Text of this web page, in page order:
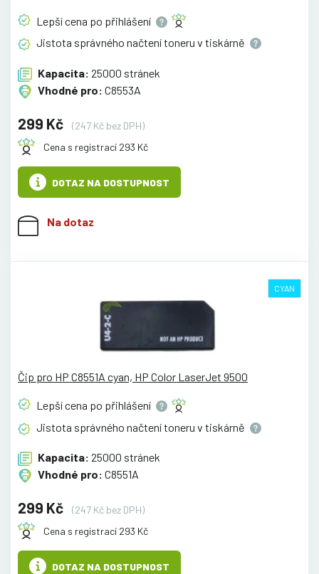
Lepší cena po přihlášení
Jistota správného načtení toneru v tiskárně
Kapacita: 25000 stránek
Vhodné pro: C8553A
299 Kč
(247 Kč bez DPH)
Cena s registrací 293 Kč
DOTAZ NA DOSTUPNOST
Na dotaz
CYAN
Čip pro HP C8551A cyan, HP Color LaserJet 9500
Lepší cena po přihlášení
Jistota správného načtení toneru v tiskárně
Kapacita: 25000 stránek
Vhodné pro: C8551A
299 Kč
(247 Kč bez DPH)
Cena s registrací 293 Kč
DOTAZ NA DOSTUPNOST